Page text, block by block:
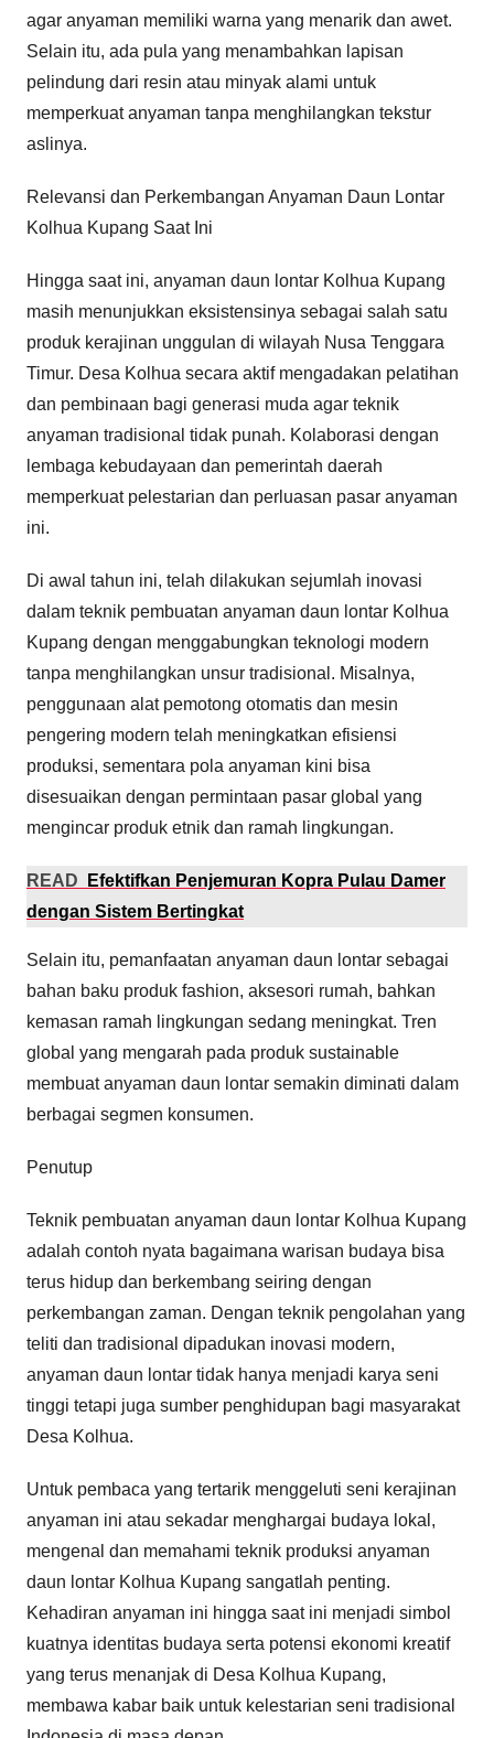
agar anyaman memiliki warna yang menarik dan awet.
Selain itu, ada pula yang menambahkan lapisan
pelindung dari resin atau minyak alami untuk
memperkuat anyaman tanpa menghilangkan tekstur
aslinya.
Relevansi dan Perkembangan Anyaman Daun Lontar
Kolhua Kupang Saat Ini
Hingga saat ini, anyaman daun lontar Kolhua Kupang
masih menunjukkan eksistensinya sebagai salah satu
produk kerajinan unggulan di wilayah Nusa Tenggara
Timur. Desa Kolhua secara aktif mengadakan pelatihan
dan pembinaan bagi generasi muda agar teknik
anyaman tradisional tidak punah. Kolaborasi dengan
lembaga kebudayaan dan pemerintah daerah
memperkuat pelestarian dan perluasan pasar anyaman
ini.
Di awal tahun ini, telah dilakukan sejumlah inovasi
dalam teknik pembuatan anyaman daun lontar Kolhua
Kupang dengan menggabungkan teknologi modern
tanpa menghilangkan unsur tradisional. Misalnya,
penggunaan alat pemotong otomatis dan mesin
pengering modern telah meningkatkan efisiensi
produksi, sementara pola anyaman kini bisa
disesuaikan dengan permintaan pasar global yang
mengincar produk etnik dan ramah lingkungan.
READ
Efektifkan Penjemuran Kopra Pulau Damer
dengan Sistem Bertingkat
Selain itu, pemanfaatan anyaman daun lontar sebagai
bahan baku produk fashion, aksesori rumah, bahkan
kemasan ramah lingkungan sedang meningkat. Tren
global yang mengarah pada produk sustainable
membuat anyaman daun lontar semakin diminati dalam
berbagai segmen konsumen.
Penutup
Teknik pembuatan anyaman daun lontar Kolhua Kupang
adalah contoh nyata bagaimana warisan budaya bisa
terus hidup dan berkembang seiring dengan
perkembangan zaman. Dengan teknik pengolahan yang
teliti dan tradisional dipadukan inovasi modern,
anyaman daun lontar tidak hanya menjadi karya seni
tinggi tetapi juga sumber penghidupan bagi masyarakat
Desa Kolhua.
Untuk pembaca yang tertarik menggeluti seni kerajinan
anyaman ini atau sekadar menghargai budaya lokal,
mengenal dan memahami teknik produksi anyaman
daun lontar Kolhua Kupang sangatlah penting.
Kehadiran anyaman ini hingga saat ini menjadi simbol
kuatnya identitas budaya serta potensi ekonomi kreatif
yang terus menanjak di Desa Kolhua Kupang,
membawa kabar baik untuk kelestarian seni tradisional